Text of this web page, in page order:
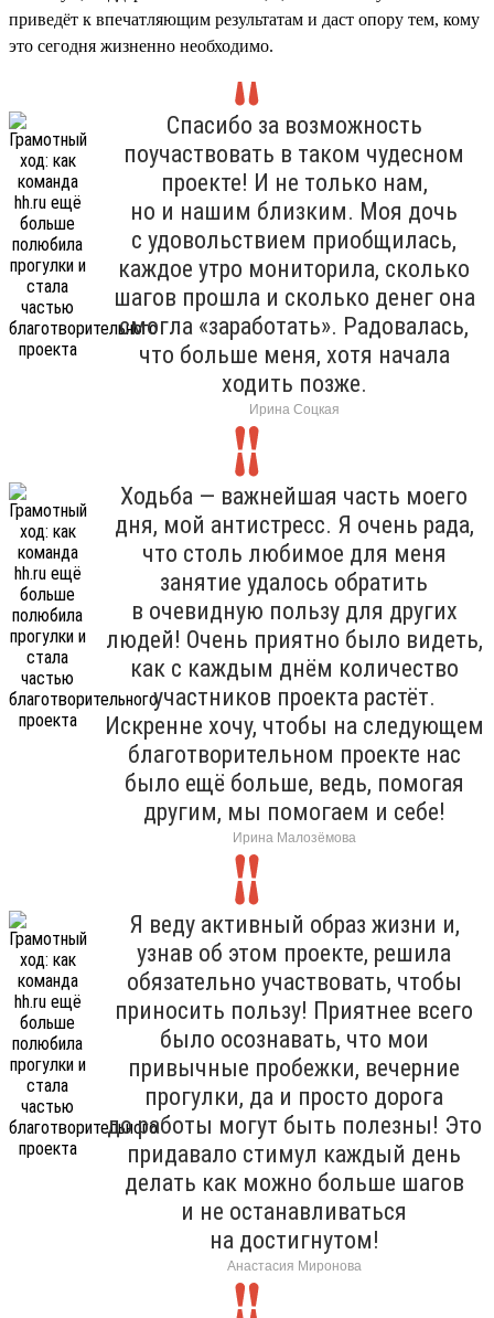
приведёт к впечатляющим результатам и даст опору тем, кому
это сегодня жизненно необходимо.
Спасибо за возможность
поучаствовать в таком чудесном
проекте! И не только нам,
но и нашим близким. Моя дочь
с удовольствием приобщилась,
каждое утро мониторила, сколько
шагов прошла и сколько денег она
смогла «заработать». Радовалась,
что больше меня, хотя начала
ходить позже.
Ирина Соцкая
Ходьба — важнейшая часть моего
дня, мой антистресс. Я очень рада,
что столь любимое для меня
занятие удалось обратить
в очевидную пользу для других
людей! Очень приятно было видеть,
как с каждым днём количество
участников проекта растёт.
Искренне хочу, чтобы на следующем
благотворительном проекте нас
было ещё больше, ведь, помогая
другим, мы помогаем и себе!
Ирина Малозёмова
Я веду активный образ жизни и,
узнав об этом проекте, решила
обязательно участвовать, чтобы
приносить пользу! Приятнее всего
было осознавать, что мои
привычные пробежки, вечерние
прогулки, да и просто дорога
до работы могут быть полезны! Это
придавало стимул каждый день
делать как можно больше шагов
и не останавливаться
на достигнутом!
Анастасия Миронова